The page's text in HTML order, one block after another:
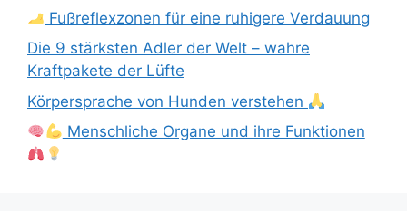
Fußreflexzonen für eine ruhigere Verdauung
Die 9 stärksten Adler der Welt – wahre
Kraftpakete der Lüfte
Körpersprache von Hunden verstehen
Menschliche Organe und ihre Funktionen